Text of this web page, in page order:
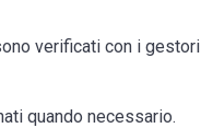
verificati con i gestori
quando necessario.